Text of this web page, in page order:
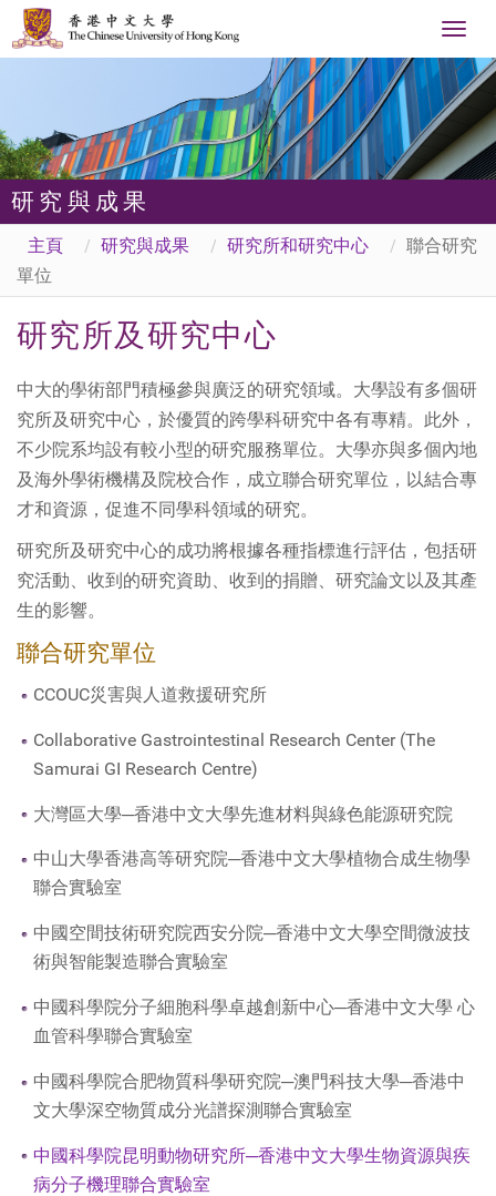
研究與成果
主頁 研究與成果 研究所和研究中心
聯合研究
單位
研究所及研究中心
中大的學術部門積極參與廣泛的研究領域。大學設有多個研
究所及研究中心，於優質的跨學科研究中各有專精。此外，
不少院系均設有較小型的研究服務單位。大學亦與多個內地
及海外學術機構及院校合作，成立聯合研究單位，以結合專
才和資源，促進不同學科領域的研究。
研究所及研究中心的成功將根據各種指標進行評估，包括研
究活動、收到的研究資助、收到的捐贈、研究論文以及其產
生的影響。
聯合研究單位
CCOUC災害與人道救援研究所
Collaborative Gastrointestinal Research Center (The
Samurai GI Research Centre)
大灣區大學─香港中文大學先進材料與綠色能源研究院
中山大學香港高等研究院─香港中文大學植物合成生物學
聯合實驗室
中國空間技術研究院西安分院─香港中文大學空間微波技
術與智能製造聯合實驗室
中國科學院分子細胞科學卓越創新中心─香港中文大學 心
血管科學聯合實驗室
中國科學院合肥物質科學研究院─澳門科技大學─香港中
文大學深空物質成分光譜探測聯合實驗室
中國科學院昆明動物研究所─香港中文大學生物資源與疾
病分子機理聯合實驗室